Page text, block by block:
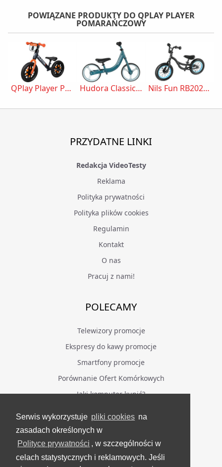
Serwis wykorzystuje pliki cookies na
zasadach określonych w
Polityce prywatności , w szczególności w
celach statystycznych i reklamowych. Jeśli
POWIĄZANE PRODUKTY DO QPLAY PLAYER
POMARAŃCZOWY
QPlay Player Pomarańczowy Hudora Classic Balance Bike Niebieski Nils Fun RB202 Czarny
PRZYDATNE LINKI
Redakcja VideoTesty
Reklama
Polityka prywatności
Polityka plików cookies
Regulamin
Kontakt
O nas
Pracuj z nami!
POLECAMY
Telewizory promocje
Ekspresy do kawy promocje
Smartfony promocje
Porównanie Ofert Komórkowych
Jaki komputer kupić?
BĄDŹ NA BIEŻĄCO
Facebook
Grupa Testerzy Videotestów